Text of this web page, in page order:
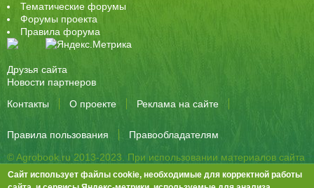
Тематические форумы
Форумы проекта
Правила форума
Друзья сайта
Новости партнеров
Контакты
О проекте Реклама на сайте
Правила пользования
Правообладателям
© Agrobook.ru 2013-2023. При использовании материалов сайта
активная ссылка на публикацию обязательна.
Сайт использует файлы cookie, необходимые для корректной работы